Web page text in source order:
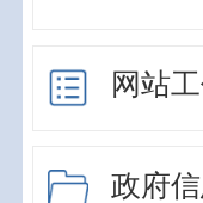
网站
政府